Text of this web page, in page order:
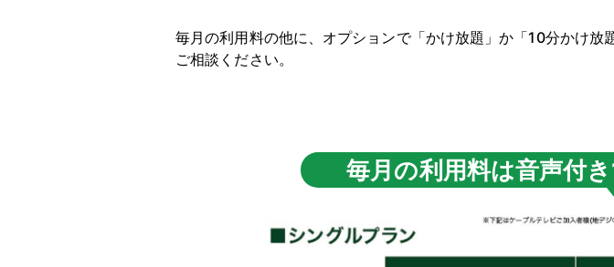
毎月の利用料の他に、オプションで「かけ放題」か「10分かけ
ご相談ください。
毎月の利用料は音声付